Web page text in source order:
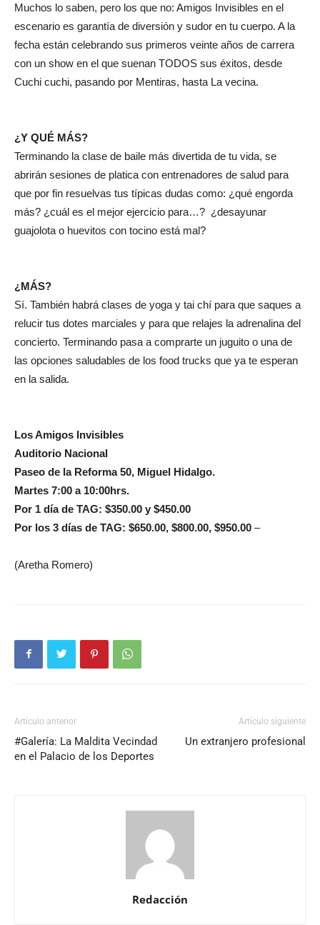
Muchos lo saben, pero los que no: Amigos Invisibles en el
escenario es garantía de diversión y sudor en tu cuerpo. A la
fecha están celebrando sus primeros veinte años de carrera
con un show en el que suenan TODOS sus éxitos, desde
Cuchi cuchi, pasando por Mentiras, hasta La vecina.
¿Y QUÉ MÁS?
Terminando la clase de baile más divertida de tu vida, se
abrirán sesiones de platica con entrenadores de salud para
que por fin resuelvas tus típicas dudas como: ¿qué engorda
más? ¿cuál es el mejor ejercicio para…? ¿desayunar
guajolota o huevitos con tocino está mal?
¿MÁS?
Sí. También habrá clases de yoga y tai chí para que saques a
relucir tus dotes marciales y para que relajes la adrenalina del
concierto. Terminando pasa a comprarte un juguito o una de
las opciones saludables de los food trucks que ya te esperan
en la salida.
Los Amigos Invisibles
Auditorio Nacional
Paseo de la Reforma 50, Miguel Hidalgo.
Martes 7:00 a 10:00hrs.
Por 1 día de TAG: $350.00 y $450.00
Por los 3 días de TAG: $650.00, $800.00, $950.00 –
(Aretha Romero)
Artículo anterior
#Galería: La Maldita Vecindad
en el Palacio de los Deportes
Artículo siguiente
Un extranjero profesional
Redacción